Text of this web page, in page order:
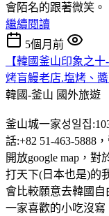
會陌名的跟著微笑。
繼續閱讀
5個月前
【韓國釜山印象之
烤盲鰻老店.塩烤、
韓國-釜山 國外旅遊
釜山城一家성일집
話:+82 51-463-5888
開放google map，
打天下(日本也是)的
會比較願意去韓國自
一家喜歡的小吃沒寫